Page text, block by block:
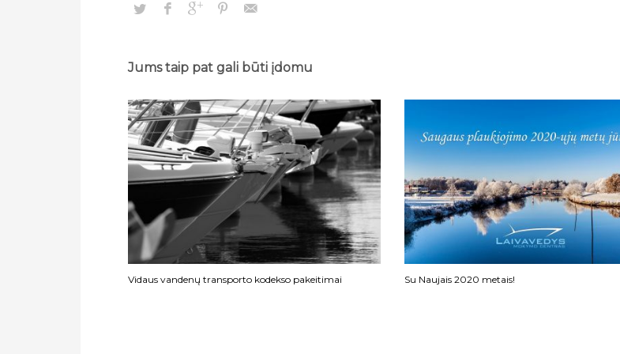
Jums taip pat gali būti įdomu
Vidaus vandenų transporto kodekso pakeitimai Su Naujais 2020 metais!